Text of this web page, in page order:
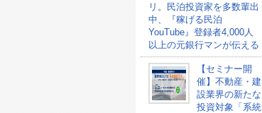
リ。民泊投資家を多数輩出
中、『稼げる民泊
YouTube』登録者4,000人
以上の元銀行マンが伝える
【セミナー開
催】不動産・建
設業界の新たな
投資対象「系統